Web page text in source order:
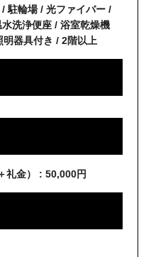
駐輪場 / 光ファイバー /
洗浄便座 / 浴室乾燥機
器具付き / 2階以上
礼金） : 50,000円